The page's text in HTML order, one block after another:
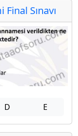
Sınavı
D E